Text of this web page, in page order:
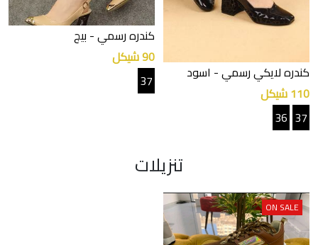
كندره لايكي رسمي- اسود
110 شيكل
37
36
كندره رسمي- بيج
90 شيكل
37
تنزيلات
ON SALE